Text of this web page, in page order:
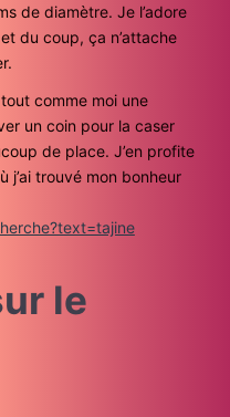
de diamètre. Je l’adore
du coup, ça n’attache
comme moi une
un coin pour la caser
de place. J’en profite
j’ai trouvé mon bonheur
le